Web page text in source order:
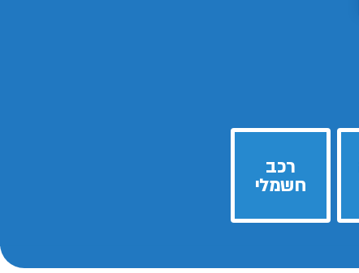
רכב
חשמלי